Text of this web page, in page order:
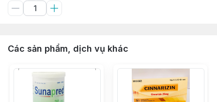
Các sản phẩm, dịch vụ khác